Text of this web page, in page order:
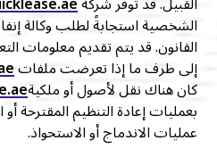
الشخصية استجابةً لطلب وكالة
القانون. قد يتم تقديم معلومات
إلى طرف ما إذا تعرضت ملفات
كان هناك نقل لأصول أو ملكية
بعمليات إعادة التنظيم المقترحة
عمليات الاندماج أو الاستحواذ.